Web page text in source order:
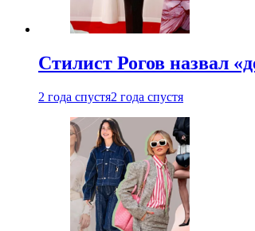
Стилист Рогов назвал
2 года спустя2 года спустя